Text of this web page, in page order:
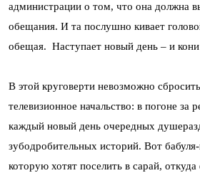
администрации о том, что она должна
обещания. И та послушно кивает
обещая. Наступает новый день – и кони
В этой круговерти невозможно
телевизионное начальство: в погоне за
каждый новый день очередных
зубодробительных историй. Вот бабуля-
которую хотят поселить в сарай,